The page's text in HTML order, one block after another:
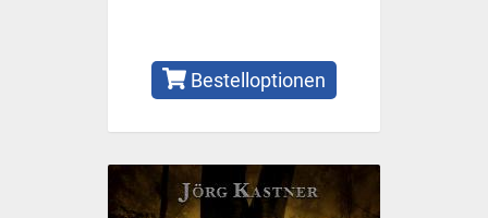
Bestelloptionen